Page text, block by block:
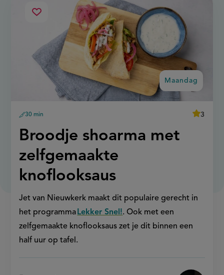
Maandag:
Broodje shoarma met
zelfgemaakte
knoflooksaus
Jet van Nieuwkerk maakt dit populaire gerecht in
het programma Lekker Snel!. Ook met een
zelfgemaakte knoflooksaus zet je dit binnen een
half uur op tafel.
voorbereidingstijd
30 min
average
3
Sla
broodje
zelfgemaakte
knoflooksaus
Maandag